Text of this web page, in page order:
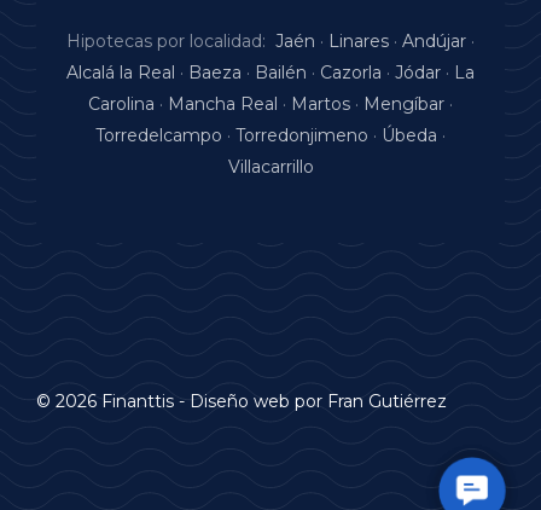
Hipotecas por localidad: Jaén · Linares · Andújar ·
Alcalá la Real · Baeza · Bailén · Cazorla · Jódar · La
Carolina · Mancha Real · Martos · Mengíbar ·
Torredelcampo · Torredonjimeno · Úbeda ·
Villacarrillo
© 2026 Finanttis - Diseño web por Fran Gutiérrez